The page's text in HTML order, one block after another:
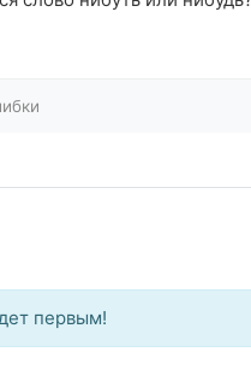
первым!